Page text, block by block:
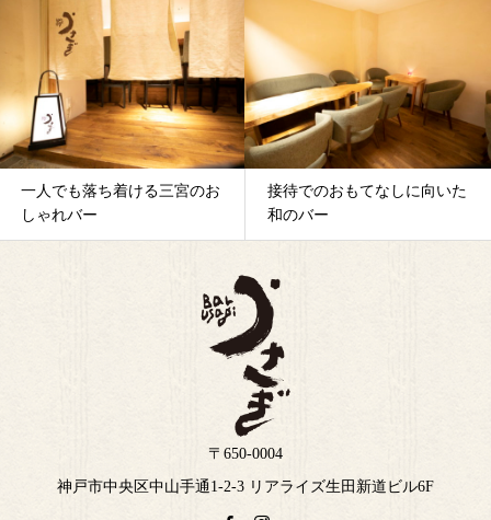
一人でも落ち着ける三宮のお
しゃれバー
接待でのおもてなしに向いた
和のバー
〒650-0004
神戸市中央区中山手通1-2-3 リアライズ生田新道ビル6F